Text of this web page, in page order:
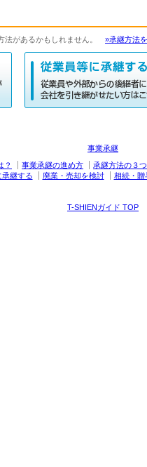
法があるかもしれません。 »承継方法
事業承継
？
事業承継の進め方
承継方法の３
継する
廃業・売却を検討 相続・贈
T-SHIENガイド TOP